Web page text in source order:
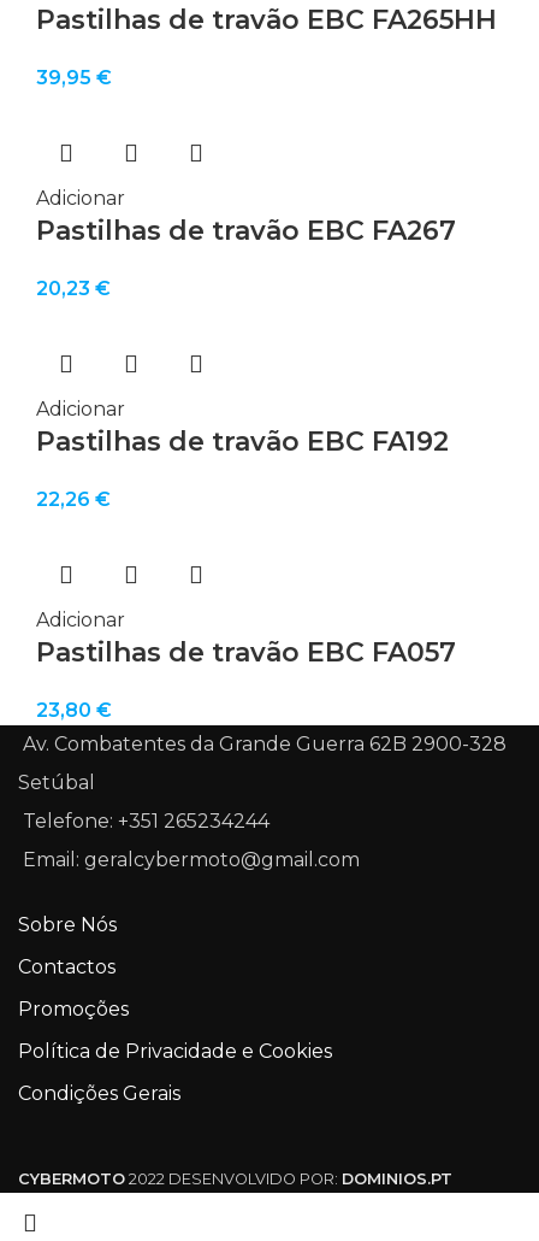
Pastilhas de travão EBC FA265HH
39,95 €
Adicionar
Pastilhas de travão EBC FA267
20,23 €
Adicionar
Pastilhas de travão EBC FA192
22,26 €
Adicionar
Pastilhas de travão EBC FA057
23,80 €
Av. Combatentes da Grande Guerra 62B 2900-328
Setúbal
Telefone: +351 265234244
Email: geralcybermoto@gmail.com
Sobre Nós
Contactos
Promoções
Política de Privacidade e Cookies
Condições Gerais
CYBERMOTO 2022 DESENVOLVIDO POR: DOMINIOS.PT